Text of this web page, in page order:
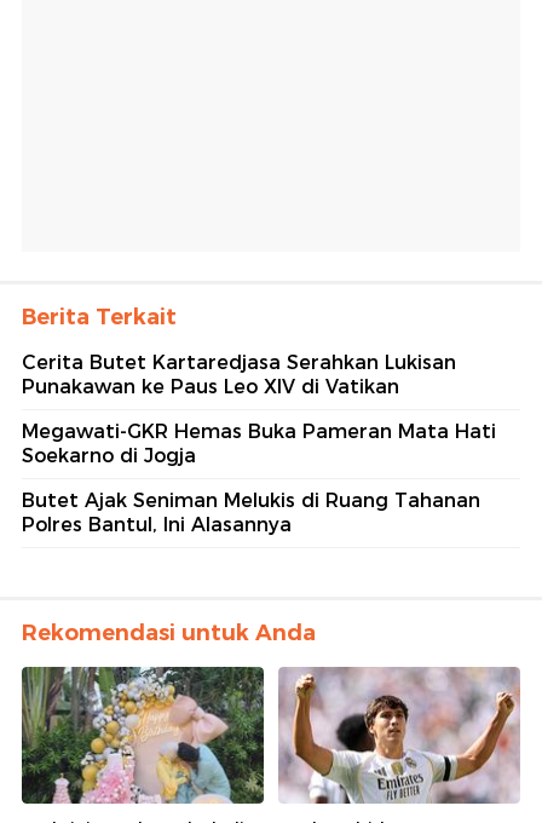
Berita Terkait
Cerita Butet Kartaredjasa Serahkan Lukisan
Punakawan ke Paus Leo XIV di Vatikan
Megawati-GKR Hemas Buka Pameran Mata Hati
Soekarno di Jogja
Butet Ajak Seniman Melukis di Ruang Tahanan
Polres Bantul, Ini Alasannya
Rekomendasi untuk Anda